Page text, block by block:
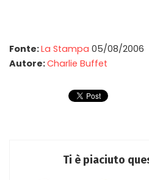
Fonte:La Stampa 05/08/2006
Autore:Charlie Buffet
Ti è piaciuto